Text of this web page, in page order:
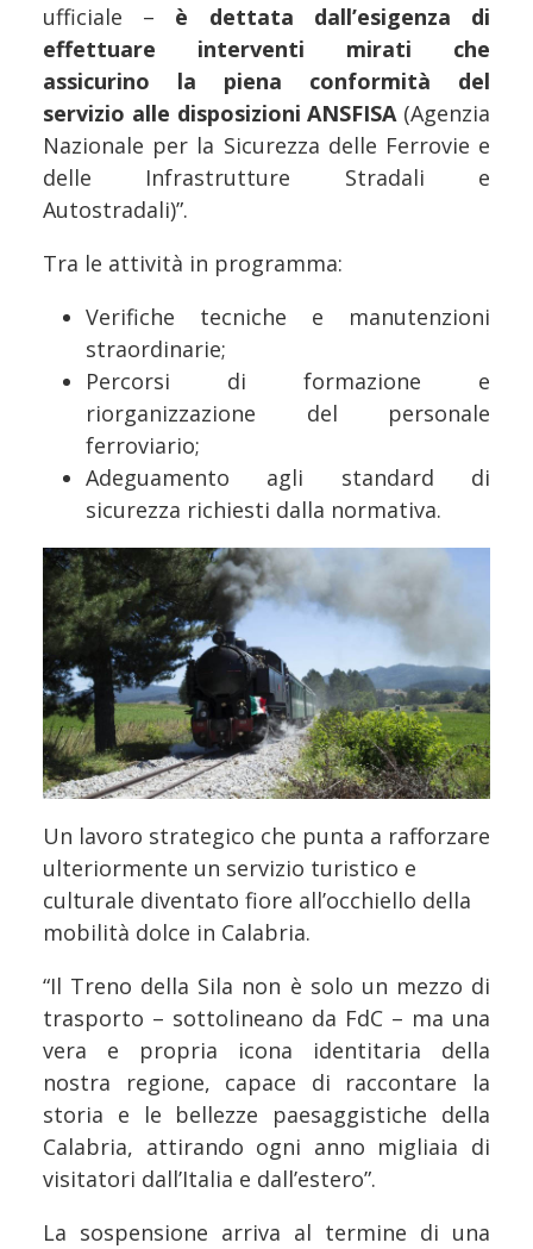
ufficiale – è dettata dall’esigenza di
effettuare interventi mirati che
assicurino la piena conformità del
servizio alle disposizioni ANSFISA (Agenzia
Nazionale per la Sicurezza delle Ferrovie e
delle Infrastrutture Stradali e
Autostradali)”.
Tra le attività in programma:
Verifiche tecniche e manutenzioni
straordinarie;
Percorsi di formazione e
riorganizzazione del personale
ferroviario;
Adeguamento agli standard di
sicurezza richiesti dalla normativa.
Un lavoro strategico che punta a rafforzare
ulteriormente un servizio turistico e
culturale diventato fiore all’occhiello della
mobilità dolce in Calabria.
“Il Treno della Sila non è solo un mezzo di
trasporto – sottolineano da FdC – ma una
vera e propria icona identitaria della
nostra regione, capace di raccontare la
storia e le bellezze paesaggistiche della
Calabria, attirando ogni anno migliaia di
visitatori dall’Italia e dall’estero”.
La sospensione arriva al termine di una